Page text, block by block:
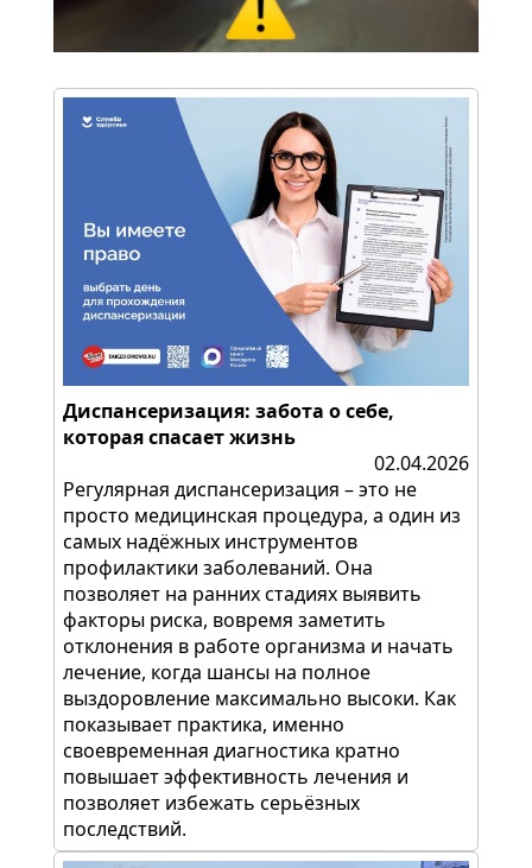
Диспансеризация: забота о себе,
которая спасает жизнь
02.04.2026
Регулярная диспансеризация – это не
просто медицинская процедура, а один из
самых надёжных инструментов
профилактики заболеваний. Она
позволяет на ранних стадиях выявить
факторы риска, вовремя заметить
отклонения в работе организма и начать
лечение, когда шансы на полное
выздоровление максимально высоки. Как
показывает практика, именно
своевременная диагностика кратно
повышает эффективность лечения и
позволяет избежать серьёзных
последствий.